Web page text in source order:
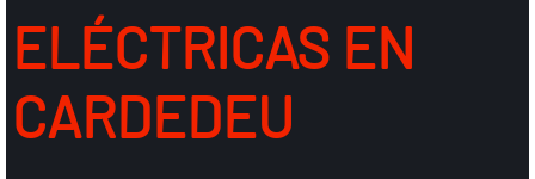
ELÉCTRICAS EN
CARDEDEU